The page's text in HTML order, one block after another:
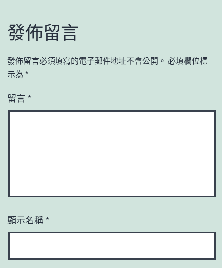
發佈留言
發佈留言必須填寫的電子郵件地址不會公開。 必填欄位標
示為 *
留言 *
顯示名稱 *